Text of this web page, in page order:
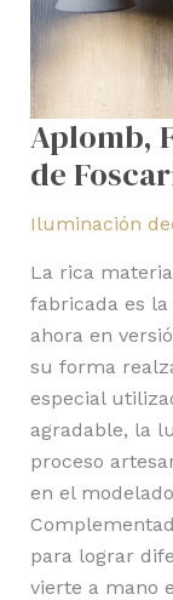
Aplomb,
de
Iluminación
La rica
fabricada es
ahora en
su forma
especial
agradable, la
proceso
en el
para lograr
vierte a mano